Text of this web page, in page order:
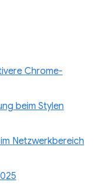
Chrome-
beim Stylen
Netzwerkbereich